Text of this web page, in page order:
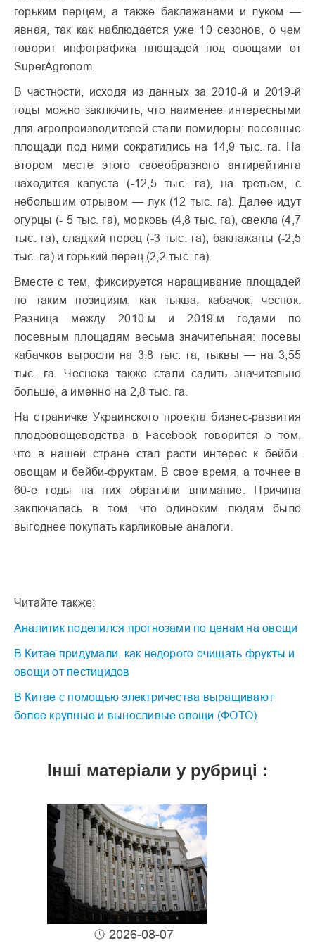
горьким перцем, а также баклажанами и луком —
явная, так как наблюдается уже 10 сезонов, о чем
говорит инфографика площадей под овощами от
SuperAgronom.
В частности, исходя из данных за 2010-й и 2019-й
годы можно заключить, что наименее интересными
для агропроизводителей стали помидоры: посевные
площади под ними сократились на 14,9 тыс. га. На
втором месте этого своеобразного антирейтинга
находится капуста (-12,5 тыс. га), на третьем, с
небольшим отрывом — лук (12 тыс. га). Далее идут
огурцы (- 5 тыс. га), морковь (4,8 тыс. га), свекла (4,7
тыс. га), сладкий перец (-3 тыс. га), баклажаны (-2,5
тыс. га) и горький перец (2,2 тыс. га).
Вместе с тем, фиксируется наращивание площадей
по таким позициям, как тыква, кабачок, чеснок.
Разница между 2010-м и 2019-м годами по
посевным площадям весьма значительная: посевы
кабачков выросли на 3,8 тыс. га, тыквы — на 3,55
тыс. га. Чеснока также стали садить значительно
больше, а именно на 2,8 тыс. га.
На страничке Украинского проекта бизнес-развития
плодоовощеводства в Facebook говорится о том,
что в нашей стране стал расти интерес к бейби-
овощам и бейби-фруктам. В свое время, а точнее в
60-е годы на них обратили внимание. Причина
заключалась в том, что одиноким людям было
выгоднее покупать карликовые аналоги.
Читайте также:
Аналитик поделился прогнозами по ценам на овощи
В Китае придумали, как недорого очищать фрукты и
овощи от пестицидов
В Китае с помощью электричества выращивают
более крупные и выносливые овощи (ФОТО)
Інші матеріали у рубриці :
2026-08-07